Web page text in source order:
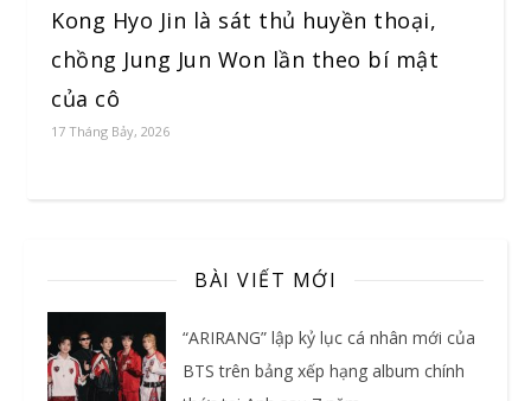
Kong Hyo Jin là sát thủ huyền thoại,
chồng Jung Jun Won lần theo bí mật
của cô
17 Tháng Bảy, 2026
BÀI VIẾT MỚI
“ARIRANG” lập kỷ lục cá nhân mới của
BTS trên bảng xếp hạng album chính